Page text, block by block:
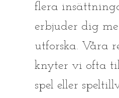
flera
erbjuder dig
utforska. Våra
knyter vi ofta
spel eller